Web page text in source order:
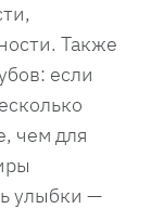
Также
если
чем для
улыбки —